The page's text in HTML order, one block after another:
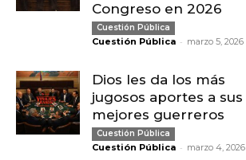
Congreso en 2026
Cuestión Pública
Cuestión Pública - marzo 5, 2026
Dios les da los más
jugosos aportes a sus
mejores guerreros
Cuestión Pública
Cuestión Pública - marzo 4, 2026